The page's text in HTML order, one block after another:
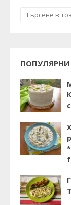
ПОПУЛЯРНИ